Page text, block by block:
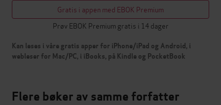
Gratis i appen med EBOK Premium
Prøv EBOK Premium gratis i 14 dager
Kan leses i våre gratis apper for iPhone/iPad og Android, i
webleser for Mac/PC, i iBooks, på Kindle og PocketBook
Flere bøker av samme forfatter